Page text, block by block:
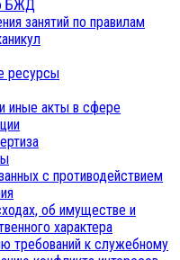
БЖД
занятий по правилам
ресурсы
иные акты в сфере
с противодействием
об имуществе и
характера
требований к служебному